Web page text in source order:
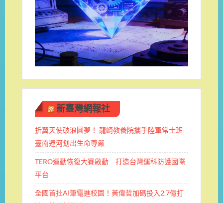
新臺灣網報社
折翼天使破浪圓夢！ 龍崎教養院攜手陸軍常士班 ​
臺南運河划出生命尊嚴
TERO運動恢復大賽啟動 打造台灣運科防護國際
平台
全國首批AI筆電進校園！黃偉哲加碼投入2.7億打